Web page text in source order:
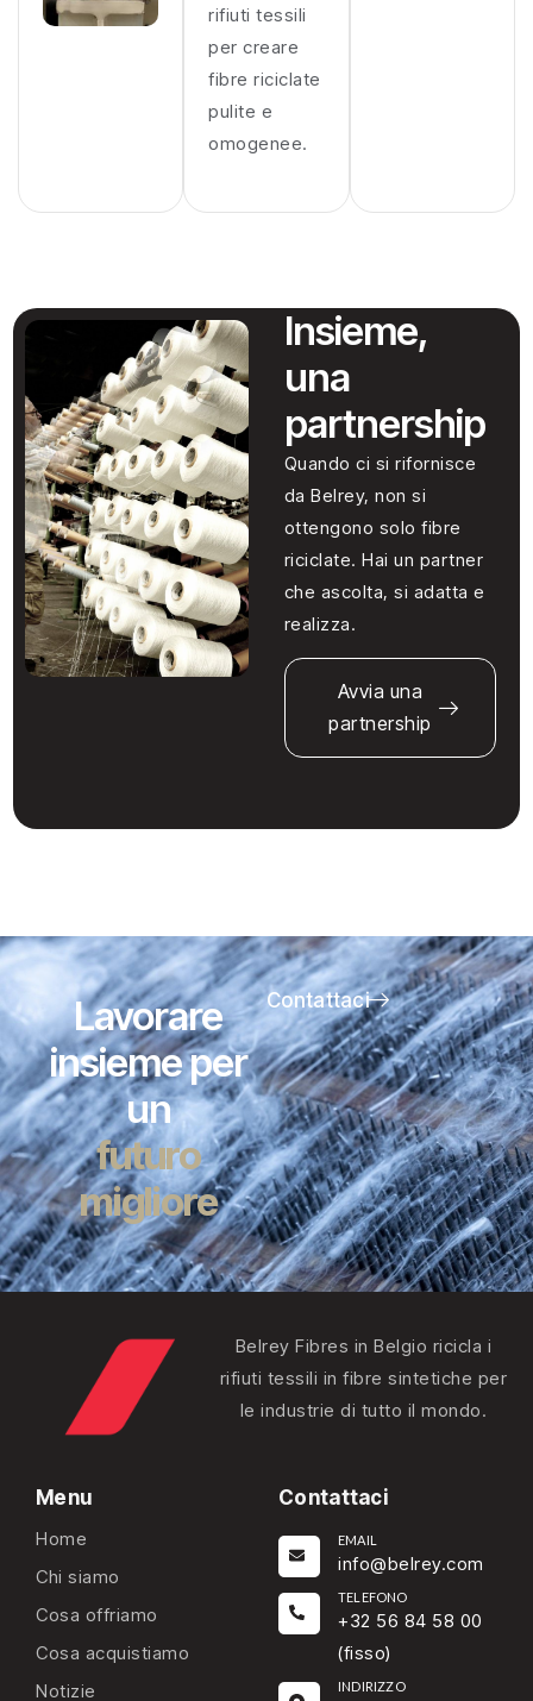
rifiuti tessili
per creare
fibre riciclate
pulite e
omogenee.
Insieme,
una
partnership
Quando ci si rifornisce
da Belrey, non si
ottengono solo fibre
riciclate. Hai un partner
che ascolta, si adatta e
realizza.
Avvia una
partnership
Lavorare
insieme per
un
futuro
migliore
Contattaci
Belrey Fibres in Belgio ricicla i
rifiuti tessili in fibre sintetiche per
le industrie di tutto il mondo.
Menu
Home
Chi siamo
Cosa offriamo
Cosa acquistiamo
Notizie
Contattaci
EMAIL
info@belrey.com
TELEFONO
+32 56 84 58 00
(fisso)
INDIRIZZO